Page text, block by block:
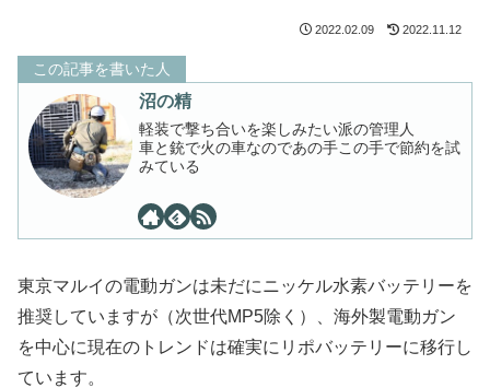
2022.02.09 2022.11.12
この記事を書いた人
沼の精
軽装で撃ち合いを楽しみたい派の管理人
車と銃で火の車なのであの手この手で節約を試
みている
東京マルイの電動ガンは未だにニッケル水素バッテリーを
推奨していますが（次世代MP5除く）、海外製電動ガン
を中心に現在のトレンドは確実にリポバッテリーに移行し
ています。